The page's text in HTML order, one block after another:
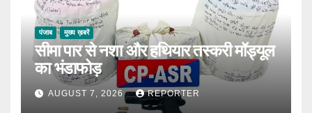
पंजाब मुख्य ख़बरें
सीमा पार से नशा और हथियार तस्करी मॉड्यूल
का भंडाफोड़
AUGUST 7, 2026 REPORTER